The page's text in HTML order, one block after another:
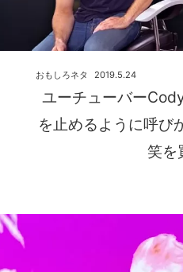
ユーチューバー
を止めるように呼び
笑を
2019.5.24
おもしろネタ